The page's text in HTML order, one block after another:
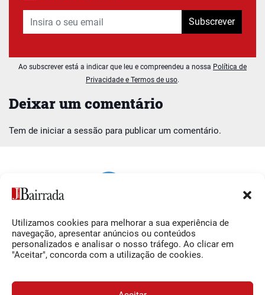
Utilizamos cookies para melhorar a sua experiência de
navegação, apresentar anúncios ou conteúdos
personalizados e analisar o nosso tráfego. Ao clicar em
"Aceitar", concorda com a utilização de cookies.
Deixar um comentário
Tem de iniciar a sessão para publicar um comentário.
Subscrever
Ao subscrever está a indicar que leu e compreendeu a nossa Política de
Privacidade e Termos de uso.
Siga-nos
Facebook
O Jornal da Bairrada
Contactos